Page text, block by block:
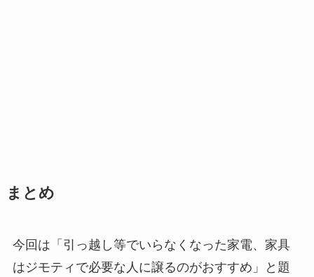
まとめ
今回は「引っ越し等でいらなくなった家電、家具
はジモティで必要な人に譲るのがおすすめ」と題